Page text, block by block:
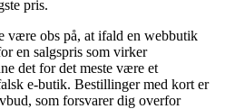
pris.
være obs på, at ifald en webbutik
en salgspris som virker
det for det meste være et
e-butik. Bestillinger med kort er
som forsvarer dig overfor